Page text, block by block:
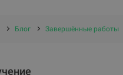
Блог Завершённые работы